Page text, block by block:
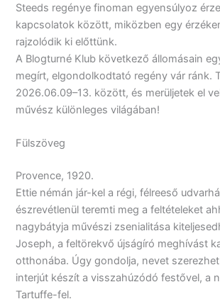
Steeds regénye finoman egyensúlyoz
kapcsolatok között, miközben egy
rajzolódik ki előttünk.
A Blogturné Klub következő állomásain
megírt, elgondolkodtató regény vár ránk.
2026.06.09–13. között, és merüljetek el
művész különleges világában!
Fülszöveg
Provence, 1920.
Ettie némán jár-kel a régi, félreeső
észrevétlenül teremti meg a feltételeket
nagybátyja művészi zsenialitása
Joseph, a feltörekvő újságíró meghívást
otthonába. Úgy gondolja, nevet
interjút készít a visszahúzódó festővel, a
Tartuffe-fel.